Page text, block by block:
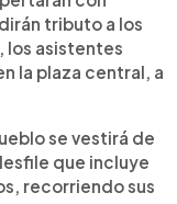
tributo a los
los asistentes
la plaza central, a
se vestirá de
que incluye
recorriendo sus